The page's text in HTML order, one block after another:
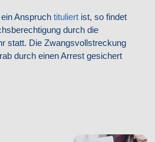
Anspruch tituliert ist, so findet
durch die
statt. Die Zwangsvollstreckung
durch einen Arrest gesichert